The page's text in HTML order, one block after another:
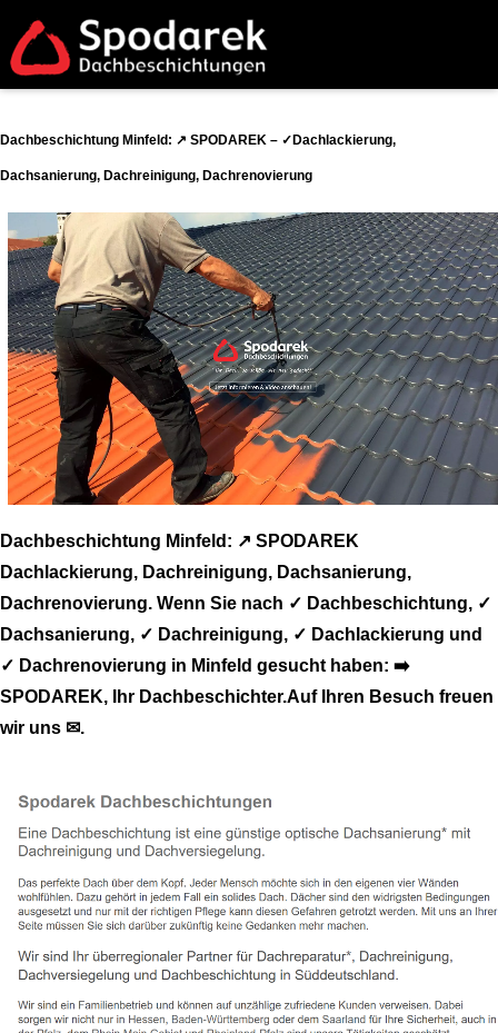
Dachbeschichtung Minfeld: ↗️ SPODAREK – ✓Dachlackierung,
Dachsanierung, Dachreinigung, Dachrenovierung
Dachbeschichtung Minfeld: ↗️ SPODAREK
Dachlackierung, Dachreinigung, Dachsanierung,
Dachrenovierung. Wenn Sie nach ✓ Dachbeschichtung, ✓
Dachsanierung, ✓ Dachreinigung, ✓ Dachlackierung und
✓ Dachrenovierung in Minfeld gesucht haben: ➡️
SPODAREK, Ihr Dachbeschichter.Auf Ihren Besuch freuen
wir uns ✉.